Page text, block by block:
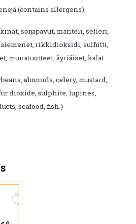
(contains allergens)
soijapavut, manteli, selleri,
rikkidioksidi, sulfiitti,
munatuotteet, äyriäiset, kalat.
almonds, celery, mustard,
dioxide, sulphite, lupines,
seafood, fish.)